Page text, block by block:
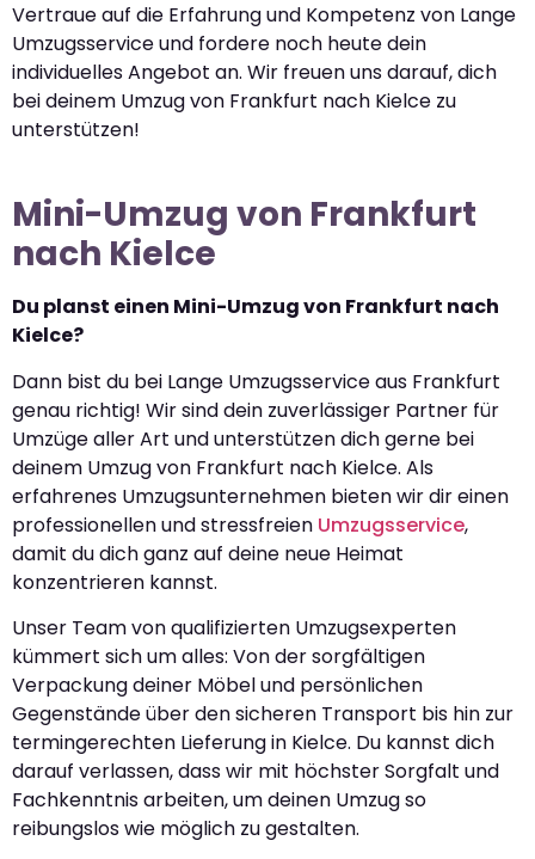
Vertraue auf die Erfahrung und Kompetenz von Lange
Umzugsservice und fordere noch heute dein
individuelles Angebot an. Wir freuen uns darauf, dich
bei deinem Umzug von Frankfurt nach Kielce zu
unterstützen!
Mini-Umzug von Frankfurt
nach Kielce
Du planst einen Mini-Umzug von Frankfurt nach
Kielce?
Dann bist du bei Lange Umzugsservice aus Frankfurt
genau richtig! Wir sind dein zuverlässiger Partner für
Umzüge aller Art und unterstützen dich gerne bei
deinem Umzug von Frankfurt nach Kielce. Als
erfahrenes Umzugsunternehmen bieten wir dir einen
professionellen und stressfreien Umzugsservice,
damit du dich ganz auf deine neue Heimat
konzentrieren kannst.
Unser Team von qualifizierten Umzugsexperten
kümmert sich um alles: Von der sorgfältigen
Verpackung deiner Möbel und persönlichen
Gegenstände über den sicheren Transport bis hin zur
termingerechten Lieferung in Kielce. Du kannst dich
darauf verlassen, dass wir mit höchster Sorgfalt und
Fachkenntnis arbeiten, um deinen Umzug so
reibungslos wie möglich zu gestalten.